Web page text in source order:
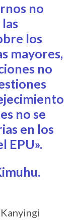
no
los
mayores,
no
no se
en los
EPU».